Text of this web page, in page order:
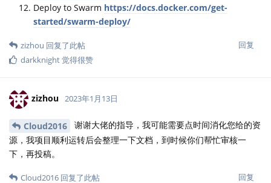
Deploy to Swarm https://docs.docker.com/get-
started/swarm-deploy/
回复
zizhou 回复了此帖
darkknight觉得很赞
zizhou 2023年1月13日
Cloud2016
谢谢大佬的指导，我可能需要点时间消化您给的资
源，我项目顺利运转后会整理一下文档，到时候你们帮忙审核一
下，再投稿。
回复
Cloud2016 回复了此帖